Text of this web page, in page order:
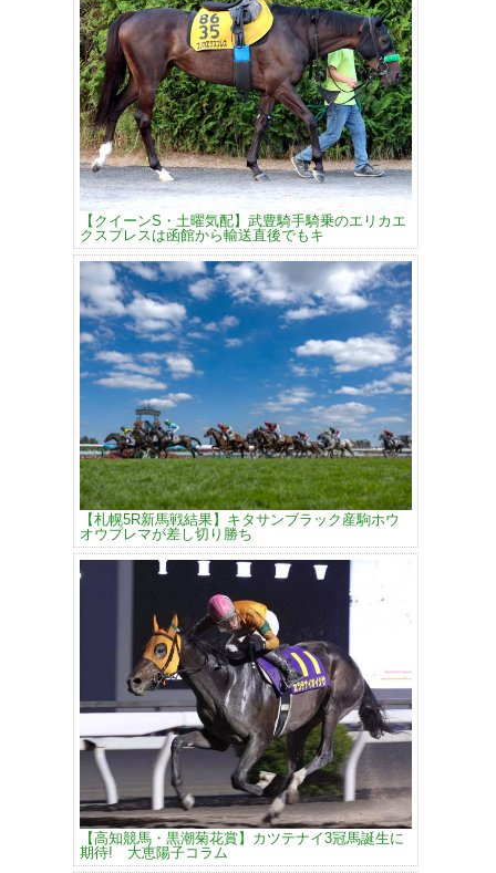
【クイーンS・土曜気配】武豊騎手騎乗のエリカエ
クスプレスは函館から輸送直後でもキ
【札幌5R新馬戦結果】キタサンブラック産駒ホウ
オウプレマが差し切り勝ち
【高知競馬・黒潮菊花賞】カツテナイ3冠馬誕生に
期待! 大恵陽子コラム